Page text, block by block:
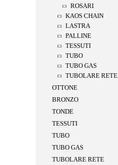
ROSARI
KAOS CHAIN
LASTRA
PALLINE
TESSUTI
TUBO
TUBO GAS
TUBOLARE RETE
OTTONE
BRONZO
TONDE
TESSUTI
TUBO
TUBO GAS
TUBOLARE RETE